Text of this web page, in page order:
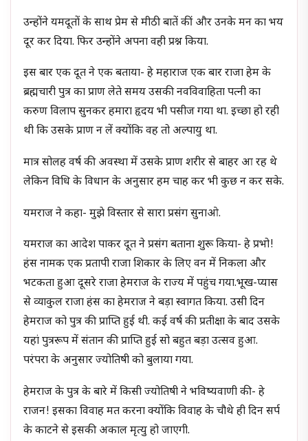
उन्होंने यमदूतों के साथ प्रेम से मीठी बातें कीं और उनके मन का भय
दूर कर दिया. फिर उन्होंने अपना वही प्रश्न किया.
इस बार एक दूत ने एक बताया- हे महाराज एक बार राजा हेम के
ब्रह्मचारी पुत्र का प्राण लेते समय उसकी नवविवाहिता पत्नी का
करुण विलाप सुनकर हमारा हृदय भी पसीज गया था. इच्छा हो रही
थी कि उसके प्राण न लें क्योंकि वह तो अल्पायु था.
मात्र सोलह वर्ष की अवस्था में उसके प्राण शरीर से बाहर आ रह थे
लेकिन विधि के विधान के अनुसार हम चाह कर भी कुछ न कर सके.
यमराज ने कहा- मुझे विस्तार से सारा प्रसंग सुनाओ.
यमराज का आदेश पाकर दूत ने प्रसंग बताना शुरू किया- हे प्रभो!
हंस नामक एक प्रतापी राजा शिकार के लिए वन में निकला और
भटकता हुआ दूसरे राजा हेमराज के राज्य में पहुंच गया.भूख-प्यास
से व्याकुल राजा हंस का हेमराज ने बड़ा स्वागत किया. उसी दिन
हेमराज को पुत्र की प्राप्ति हुई थी. कई वर्ष की प्रतीक्षा के बाद उसके
यहां पुत्ररूप में संतान की प्राप्ति हुई सो बहुत बड़ा उत्सव हुआ.
परंपरा के अनुसार ज्योतिषी को बुलाया गया.
हेमराज के पुत्र के बारे में किसी ज्योतिषी ने भविष्यवाणी की- हे
राजन! इसका विवाह मत करना क्योंकि विवाह के चौथे ही दिन सर्प
के काटने से इसकी अकाल मृत्यु हो जाएगी.